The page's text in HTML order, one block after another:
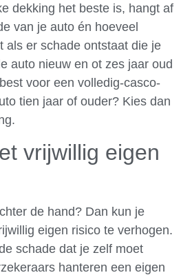
dekking het beste is, hangt af
van je auto én hoeveel
als er schade ontstaat die je
auto nieuw en ot zes jaar oud
voor een volledig-casco-
tien jaar of ouder? Kies dan
vrijwillig eigen
de hand? Dan kun je
eigen risico te verhogen.
schade dat je zelf moet
hanteren een eigen